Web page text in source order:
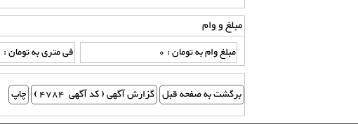
مبلغ و وام
مبلغ وام به تومان : 0 فی متری به تومان : 0